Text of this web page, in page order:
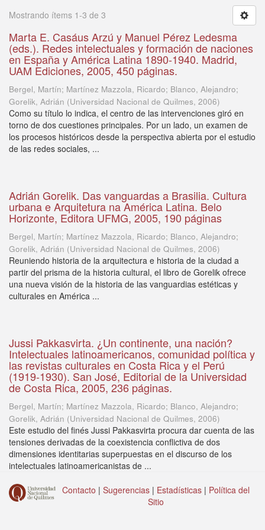
Mostrando ítems 1-3 de 3
Marta E. Casáus Arzú y Manuel Pérez Ledesma
(eds.). Redes intelectuales y formación de naciones
en España y América Latina 1890-1940. Madrid,
UAM Ediciones, 2005, 450 páginas.
Bergel, Martín; Martínez Mazzola, Ricardo; Blanco, Alejandro;
Gorelik, Adrián (Universidad Nacional de Quilmes, 2006)
Como su título lo indica, el centro de las intervenciones giró en
torno de dos cuestiones principales. Por un lado, un examen de
los procesos históricos desde la perspectiva abierta por el estudio
de las redes sociales, ...
Adrián Gorelik. Das vanguardas a Brasilia. Cultura
urbana e Arquitetura na América Latina. Belo
Horizonte, Editora UFMG, 2005, 190 páginas
Bergel, Martín; Martínez Mazzola, Ricardo; Blanco, Alejandro;
Gorelik, Adrián (Universidad Nacional de Quilmes, 2006)
Reuniendo historia de la arquitectura e historia de la ciudad a
partir del prisma de la historia cultural, el libro de Gorelik ofrece
una nueva visión de la historia de las vanguardias estéticas y
culturales en América ...
Jussi Pakkasvirta. ¿Un continente, una nación?
Intelectuales latinoamericanos, comunidad política y
las revistas culturales en Costa Rica y el Perú
(1919-1930). San José, Editorial de la Universidad
de Costa Rica, 2005, 236 páginas.
Bergel, Martín; Martínez Mazzola, Ricardo; Blanco, Alejandro;
Gorelik, Adrián (Universidad Nacional de Quilmes, 2006)
Este estudio del finés Jussi Pakkasvirta procura dar cuenta de las
tensiones derivadas de la coexistencia conflictiva de dos
dimensiones identitarias superpuestas en el discurso de los
intelectuales latinoamericanistas de ...
Contacto | Sugerencias | Estadísticas | Política del
Sitio